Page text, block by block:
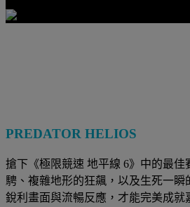
PREDATOR HELIOS
搶下《極限競速 地平線 6》中的最佳
騁、複雜地形的狂飆，以及生死一瞬
銳利畫面與流暢反應，才能完美成就